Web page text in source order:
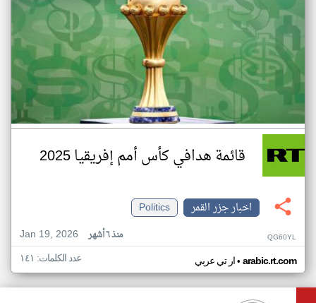
قائمة هدافي كأس أمم إفريقيا 2025
اخبار جزر القمر
Politics
Jan 19, 2026
منذ ٦ أشهر QG60YL
ار تي عربي• arabic.rt.com عدد الكلمات: ١٤١